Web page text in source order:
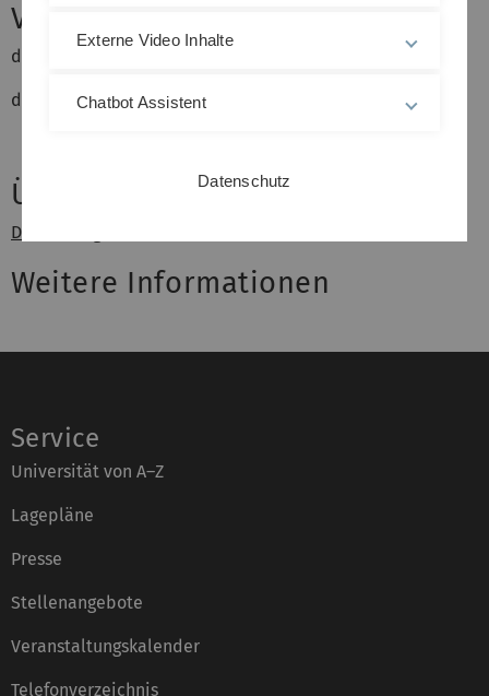
Vorlesungszeiten
dienstags, 12:00-13:30 Uhr, O28/1002
donnerstags, 10:00-12:00 Uhr, O28/2203
Übungsleiter
Dr. Henning Wunderlich
Weitere Informationen
Service
Universität von A–Z
Lagepläne
Presse
Stellenangebote
Veranstaltungskalender
Telefonverzeichnis
Externe Video Inhalte
Chatbot Assistent
Datenschutz